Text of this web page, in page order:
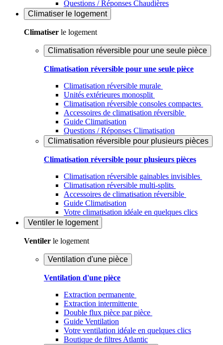
Questions / Réponses Chaudières
Climatiser le logement
Climatiser le logement
Climatisation réversible pour une seule pièce
Climatisation réversible pour une seule pièce
Climatisation réversible murale
Unités extérieures monosplit
Climatisation réversible consoles compactes
Accessoires de climatisation réversible
Guide Climatisation
Questions / Réponses Climatisation
Climatisation réversible pour plusieurs pièces
Climatisation réversible pour plusieurs pièces
Climatisation réversible gainables invisibles
Climatisation réversible multi-splits
Accessoires de climatisation réversible
Guide Climatisation
Votre climatisation idéale en quelques clics
Ventiler le logement
Ventiler le logement
Ventilation d'une pièce
Ventilation d'une pièce
Extraction permanente
Extraction intermittente
Double flux pièce par pièce
Guide Ventilation
Votre ventilation idéale en quelques clics
Boutique de filtres Atlantic